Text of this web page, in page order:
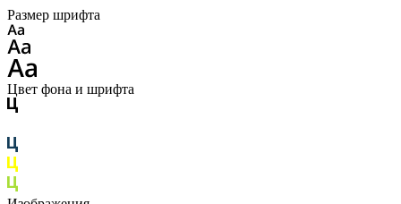
Размер шрифта
Цвет фона и шрифта